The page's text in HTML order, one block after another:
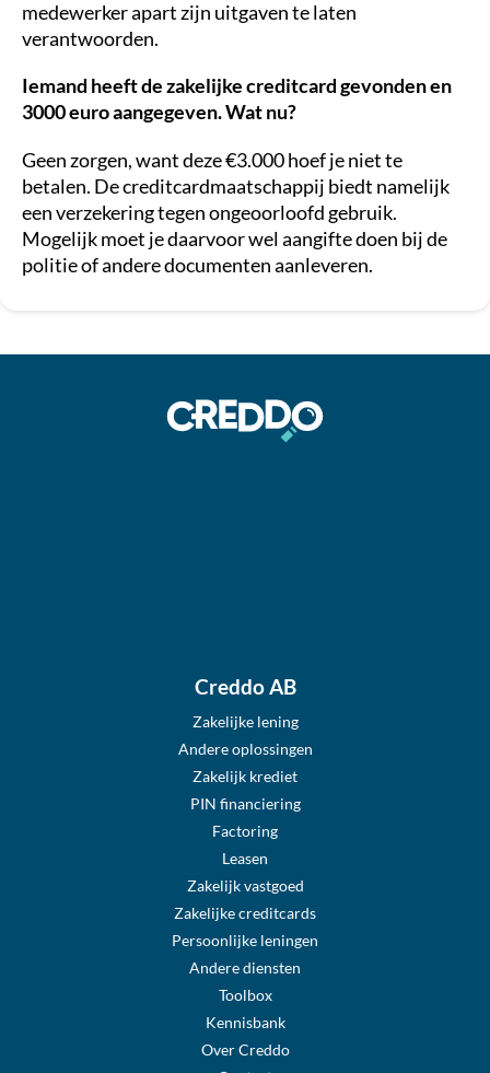
medewerker apart zijn uitgaven te laten
verantwoorden.
Iemand heeft de zakelijke creditcard gevonden en
3000 euro aangegeven. Wat nu?
Geen zorgen, want deze €3.000 hoef je niet te
betalen. De creditcardmaatschappij biedt namelijk
een verzekering tegen ongeoorloofd gebruik.
Mogelijk moet je daarvoor wel aangifte doen bij de
politie of andere documenten aanleveren.
Creddo AB
Zakelijke lening
Andere oplossingen
Zakelijk krediet
PIN financiering
Factoring
Leasen
Zakelijk vastgoed
Zakelijke creditcards
Persoonlijke leningen
Andere diensten
Toolbox
Kennisbank
Over Creddo